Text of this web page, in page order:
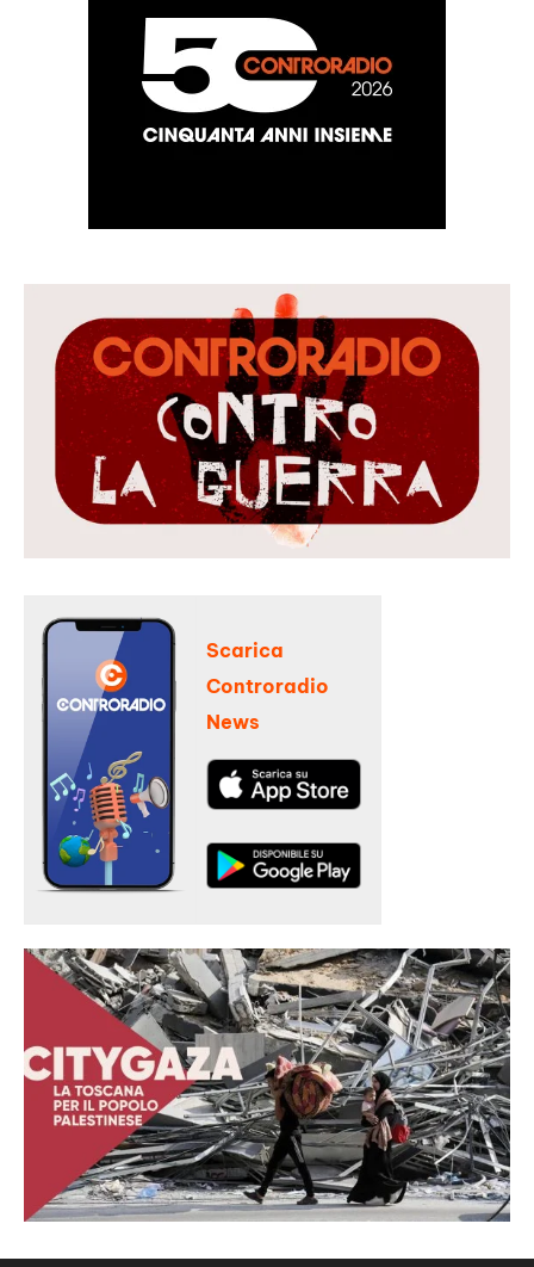
Scarica
Controradio
News